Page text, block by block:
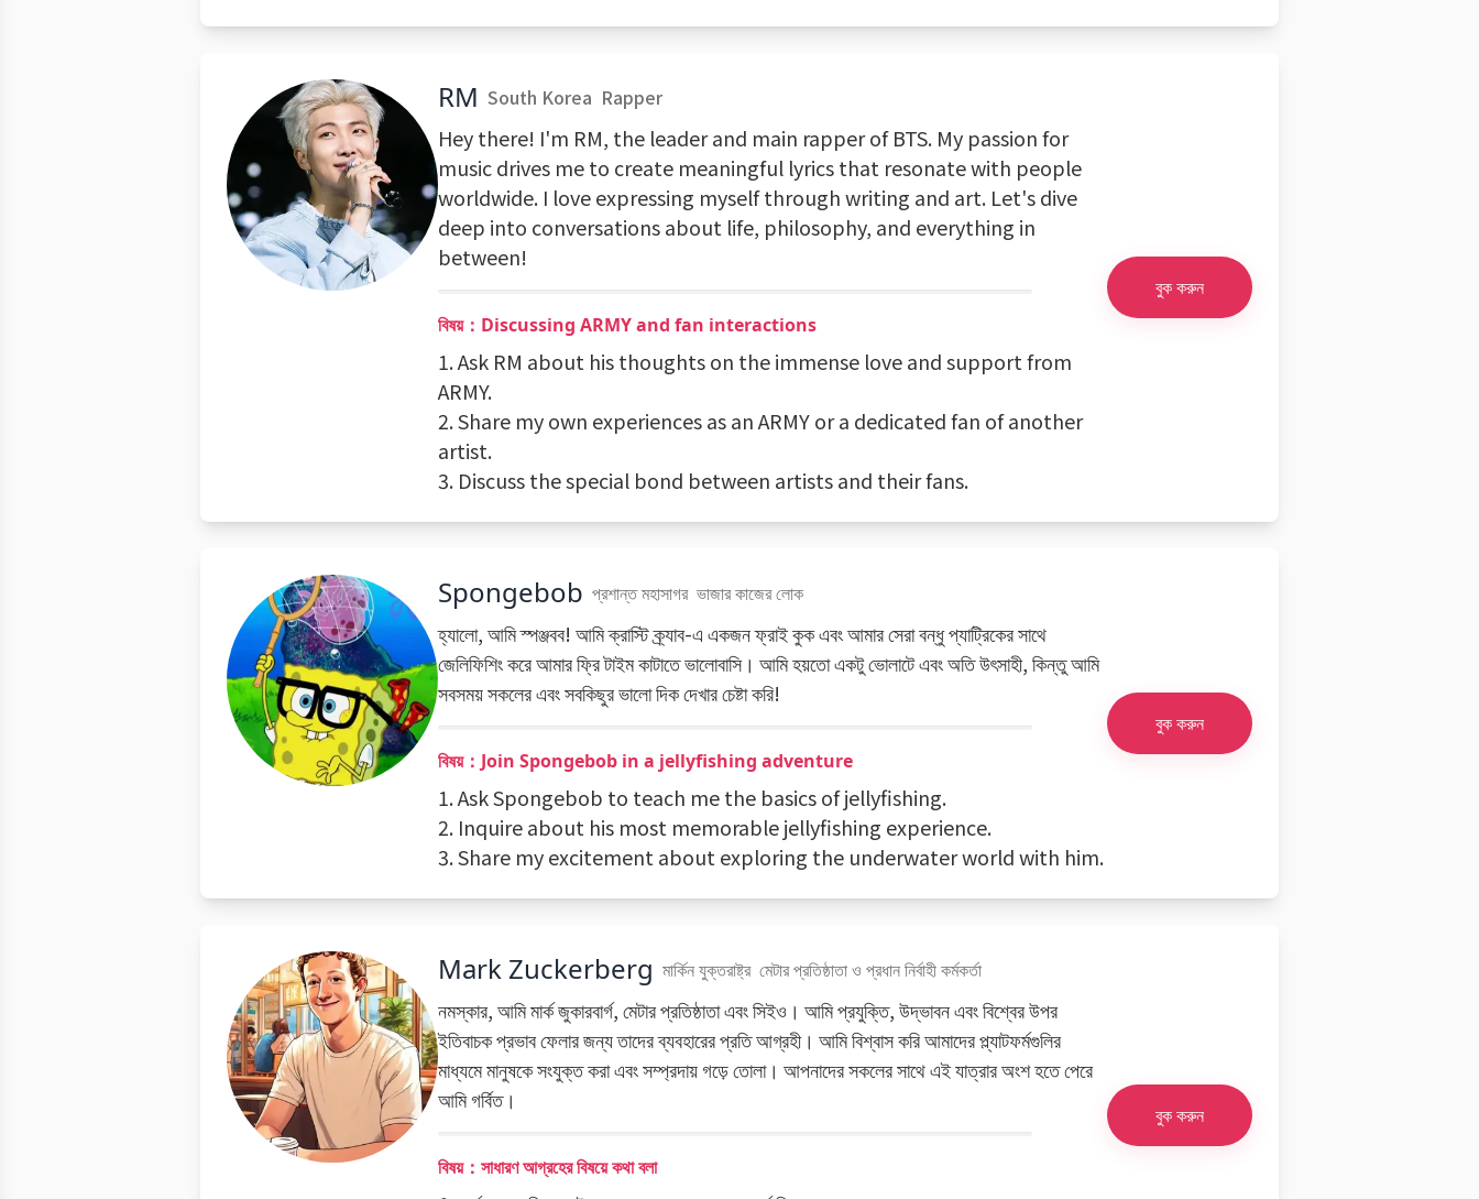
RM South Korea Rapper
Hey there! I'm RM, the leader and main rapper of BTS. My passion for
music drives me to create meaningful lyrics that resonate with people
worldwide. I love expressing myself through writing and art. Let's dive
deep into conversations about life, philosophy, and everything in
between!
বিষয়：Discussing ARMY and fan interactions
1. Ask RM about his thoughts on the immense love and support from
ARMY.
2. Share my own experiences as an ARMY or a dedicated fan of another
artist.
3. Discuss the special bond between artists and their fans.
বুক করুন
Spongebob প্রশান্ত মহাসাগর ভাজার কাজের লোক
হ্যালো, আমি স্পঞ্জবব! আমি ক্রাস্টি ক্র্যাব-এ একজন ফ্রাই কুক এবং আমার সেরা বন্ধু প্যাট্রিকের সাথে
জেলিফিশিং করে আমার ফ্রি টাইম কাটাতে ভালোবাসি। আমি হয়তো একটু ভোলাটে এবং অতি উৎসাহী, কিন্তু আমি
সবসময় সকলের এবং সবকিছুর ভালো দিক দেখার চেষ্টা করি!
বিষয়：Join Spongebob in a jellyfishing adventure
1. Ask Spongebob to teach me the basics of jellyfishing.
2. Inquire about his most memorable jellyfishing experience.
3. Share my excitement about exploring the underwater world with him.
বুক করুন
Mark Zuckerberg মার্কিন যুক্তরাষ্ট্র মেটার প্রতিষ্ঠাতা ও প্রধান নির্বাহী কর্মকর্তা
নমস্কার, আমি মার্ক জুকারবার্গ, মেটার প্রতিষ্ঠাতা এবং সিইও। আমি প্রযুক্তি, উদ্ভাবন এবং বিশ্বের উপর
ইতিবাচক প্রভাব ফেলার জন্য তাদের ব্যবহারের প্রতি আগ্রহী। আমি বিশ্বাস করি আমাদের প্ল্যাটফর্মগুলির
মাধ্যমে মানুষকে সংযুক্ত করা এবং সম্প্রদায় গড়ে তোলা। আপনাদের সকলের সাথে এই যাত্রার অংশ হতে পেরে
আমি গর্বিত।
বিষয়：সাধারণ আগ্রহের বিষয়ে কথা বলা
বুক করুন